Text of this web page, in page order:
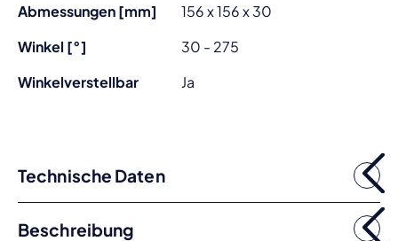
Abmessungen [mm]
156 x 156 x 30
Winkel [°]
30 - 275
Winkelverstellbar
Ja
Technische Daten
Beschreibung